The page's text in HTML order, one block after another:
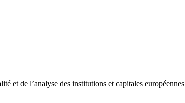
et de l’analyse des institutions et capitales